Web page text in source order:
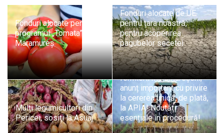
Fonduri alocate pentru
programul „Tomata” în
Maramureș
Fonduri alocate de UE
pentru țara noastră,
pentru acoperirea
pagubelor secetei
Mulți legumicultori din
Pericei, sosiți la Asuaj
Din 1 martie 2023: Pentru
fermierii maramureșeni,
anunț important cu privire
la cererea unică, de plată,
la APIA! Noutăți
esențiale în procedură!